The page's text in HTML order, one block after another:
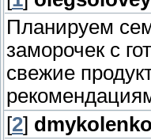
Планируем
заморочек с
свежие
[2]